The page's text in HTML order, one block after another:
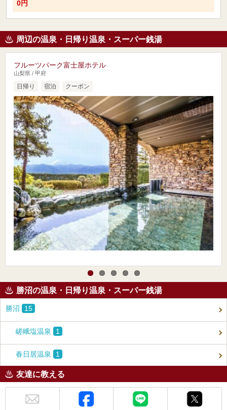
0円
周辺の温泉・日帰り温泉・スーパー銭湯
フルーツパーク富士屋ホテル
山梨県 / 甲府
日帰り 宿泊 クーポン
勝沼の温泉・日帰り温泉・スーパー銭湯
勝沼 15
嵯峨塩温泉 1
春日居温泉 1
友達に教える